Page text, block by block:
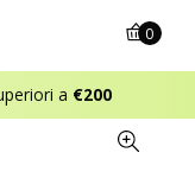
a €200
0